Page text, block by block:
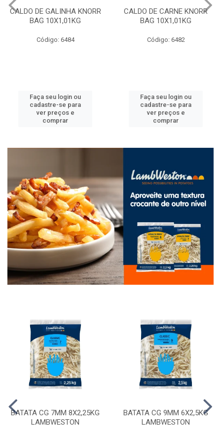
CALDO DE GALINHA KNORR
BAG 10X1,01KG
Código: 6484
Faça seu login ou
cadastre-se para
ver preços e
comprar
CALDO DE CARNE KNORR
BAG 10X1,01KG
Código: 6482
Faça seu login ou
cadastre-se para
ver preços e
comprar
BATATA CG 7MM 8X2,25KG
LAMBWESTON
BATATA CG 9MM 6X2,5KG
LAMBWESTON